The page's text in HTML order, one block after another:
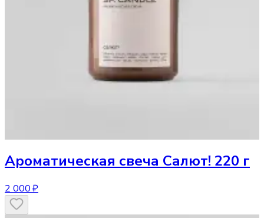
Ароматическая свеча Салют! 220 г
2 000 ₽